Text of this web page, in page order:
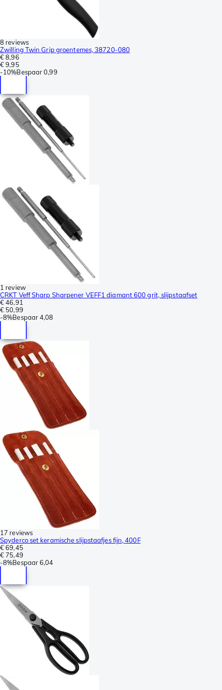
8 reviews
Zwilling Twin Grip groentemes, 38720-080
€ 8,96
€ 9,95
-10%Bespaar 0,99
1 review
CRKT Veff Sharp Sharpener VEFF1 diamant 600 grit, slijpstaafset
€ 46,91
€ 50,99
-8%Bespaar4,08
17 reviews
Spyderco set keramische slijpstaafjes fijn, 400F
€ 69,45
€ 75,49
-8%Bespaar6,04